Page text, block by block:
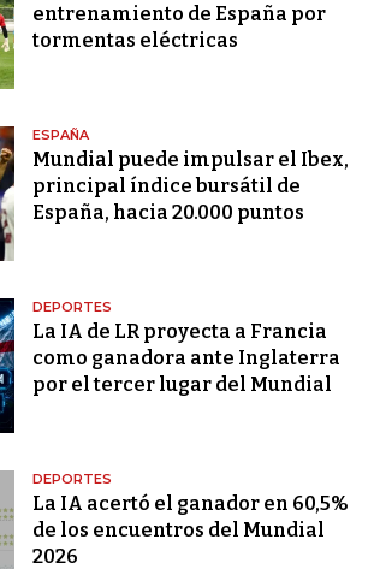
entrenamiento de España por
tormentas eléctricas
ESPAÑA
Mundial puede impulsar el Ibex,
principal índice bursátil de
España, hacia 20.000 puntos
DEPORTES
La IA de LR proyecta a Francia
como ganadora ante Inglaterra
por el tercer lugar del Mundial
DEPORTES
La IA acertó el ganador en 60,5%
de los encuentros del Mundial
2026